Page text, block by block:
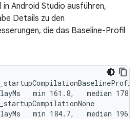
in Android Studio ausführen,
Details zu den
die das Baseline-Profil
min 161.8,   median
min 184.7,   median